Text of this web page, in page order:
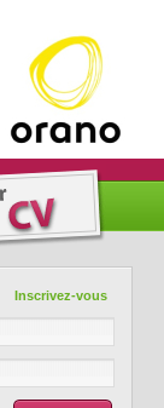
Inscrivez-vous